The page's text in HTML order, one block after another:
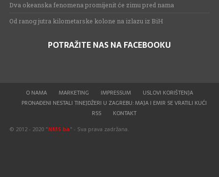
Dva okeanska fenomena promijenit će zimu pred nama
Od ranog jutra kilometarske kolone na izlazu iz BiH
POTRAŽITE NAS NA FACEBOOKU
O NAMA MARKETING IMPRESSUM
USLOVI KORIŠTENJA
PRONAĐENI NESTALI TINEJDŽERI U ZAGREBU: MAJA I EMIR SE VRATILI KUĆI
RSS
KONTAKT
© 2012 - 2020 "NMS.ba" - Sva prava zadržana.